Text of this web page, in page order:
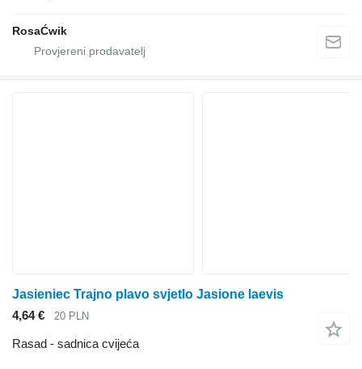
RosaĆwik
Jasieniec Trajno plavo svjetlo Jasione laevis
4,64 €
20 PLN
Rasad - sadnica cvijeća